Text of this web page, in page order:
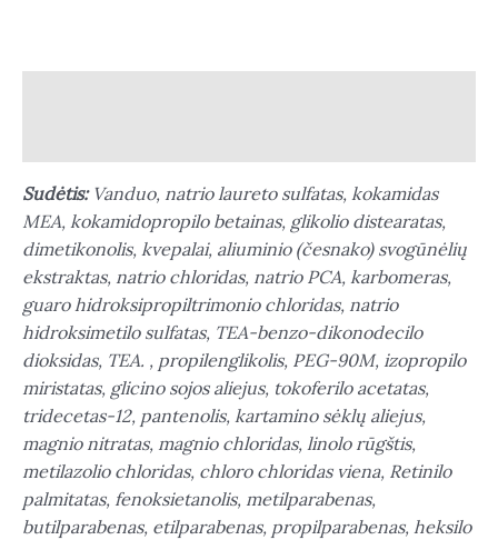
Sudėtis: Vanduo, natrio laureto sulfatas, kokamidas
MEA, kokamidopropilo betainas, glikolio distearatas,
dimetikonolis, kvepalai, aliuminio (česnako) svogūnėlių
ekstraktas, natrio chloridas, natrio PCA, karbomeras,
guaro hidroksipropiltrimonio chloridas, natrio
hidroksimetilo sulfatas, TEA-benzo-dikonodecilo
dioksidas, TEA. , propilenglikolis, PEG-90M, izopropilo
miristatas, glicino sojos aliejus, tokoferilo acetatas,
tridecetas-12, pantenolis, kartamino sėklų aliejus,
magnio nitratas, magnio chloridas, linolo rūgštis,
metilazolio chloridas, chloro chloridas viena, Retinilo
palmitatas, fenoksietanolis, metilparabenas,
butilparabenas, etilparabenas, propilparabenas, heksilo